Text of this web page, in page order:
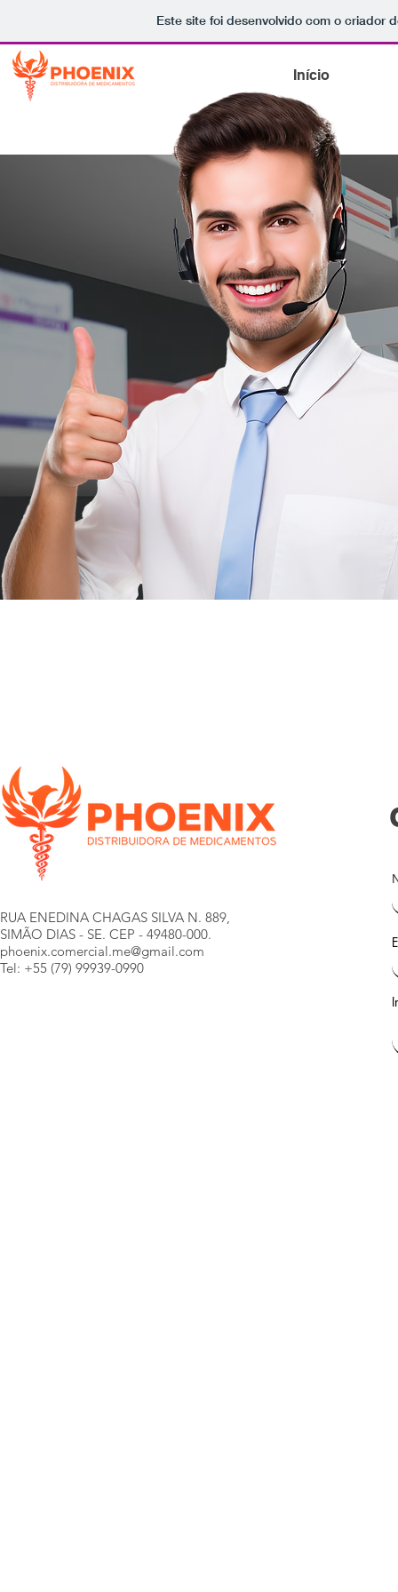
Este site foi desenvolvido com o criador
Início
RUA ENEDINA CHAGAS SILVA N. 889,
SIMÃO DIAS - SE. CEP - 49480-000.
phoenix.comercial.me@gmail.com
Tel: +55 (79) 99939-0990